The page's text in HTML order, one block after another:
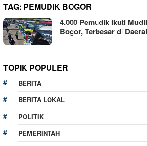
TAG: PEMUDIK BOGOR
4.000 Pemudik Ikuti
Bogor, Terbesar di
TOPIK POPULER
BERITA
BERITA LOKAL
POLITIK
PEMERINTAH